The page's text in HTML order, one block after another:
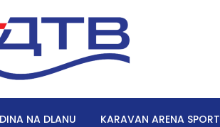
NA DLANU KARAVAN ARENA SPORT